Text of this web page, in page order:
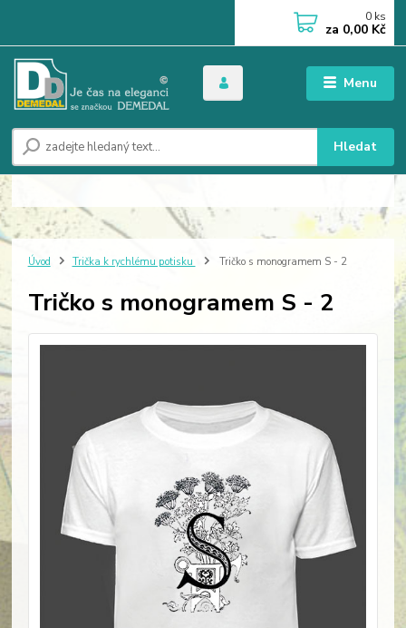
Menu
Hledat
0 ks
za 0,00 Kč
Úvod Trička k rychlému potisku Tričko s monogramem S - 2
Tričko s monogramem S - 2